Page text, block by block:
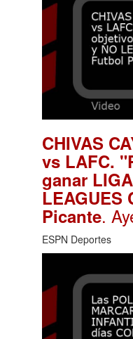
CHIVAS
vs LAFC.
ganar
LEAGUES
Picante.
ESPN Deportes